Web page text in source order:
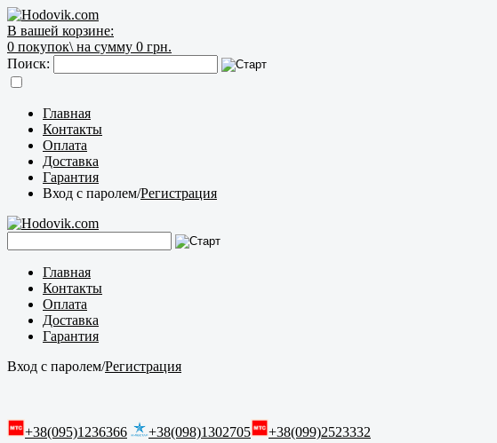
В вашей корзине:
0 покупок\ на сумму 0 грн.
Поиск:
Главная
Контакты
Оплата
Доставка
Гарантия
Вход с паролем/Регистрация
Главная
Контакты
Оплата
Доставка
Гарантия
Вход с паролем/Регистрация
+38(095)1236366 +38(098)1302705 +38(099)2523332